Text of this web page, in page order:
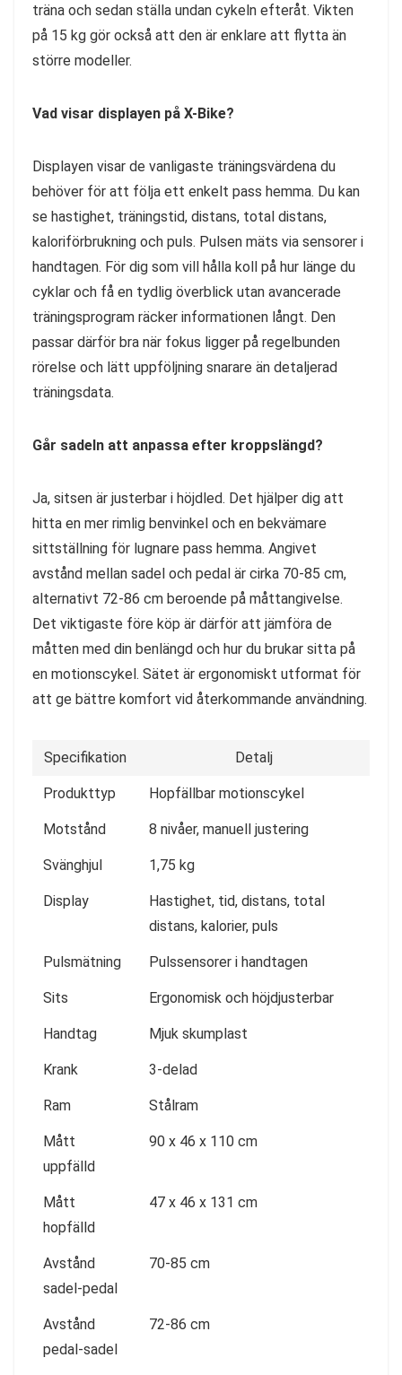
träna och sedan ställa undan cykeln efteråt. Vikten
på 15 kg gör också att den är enklare att flytta än
större modeller.
Vad visar displayen på X-Bike?
Displayen visar de vanligaste träningsvärdena du
behöver för att följa ett enkelt pass hemma. Du kan
se hastighet, träningstid, distans, total distans,
kaloriförbrukning och puls. Pulsen mäts via sensorer i
handtagen. För dig som vill hålla koll på hur länge du
cyklar och få en tydlig överblick utan avancerade
träningsprogram räcker informationen långt. Den
passar därför bra när fokus ligger på regelbunden
rörelse och lätt uppföljning snarare än detaljerad
träningsdata.
Går sadeln att anpassa efter kroppslängd?
Ja, sitsen är justerbar i höjdled. Det hjälper dig att
hitta en mer rimlig benvinkel och en bekvämare
sittställning för lugnare pass hemma. Angivet
avstånd mellan sadel och pedal är cirka 70-85 cm,
alternativt 72-86 cm beroende på måttangivelse.
Det viktigaste före köp är därför att jämföra de
måtten med din benlängd och hur du brukar sitta på
en motionscykel. Sätet är ergonomiskt utformat för
att ge bättre komfort vid återkommande användning.
Specifikation Detalj
Produkttyp Hopfällbar motionscykel
Motstånd 8 nivåer, manuell justering
Svänghjul 1,75 kg
Display
Hastighet, tid, distans, total
distans, kalorier, puls
Pulsmätning Pulssensorer i handtagen
Sits Ergonomisk och höjdjusterbar
Handtag Mjuk skumplast
Krank 3-delad
Ram Stålram
Mått
uppfälld
90 x 46 x 110 cm
Mått
hopfälld
47 x 46 x 131 cm
Avstånd
sadel-pedal
70-85 cm
Avstånd
pedal-sadel
72-86 cm